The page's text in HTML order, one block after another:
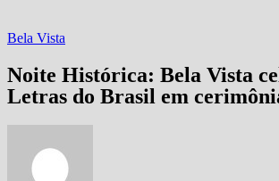
Bela Vista
Noite Histórica: Bela Vista
Letras do Brasil em